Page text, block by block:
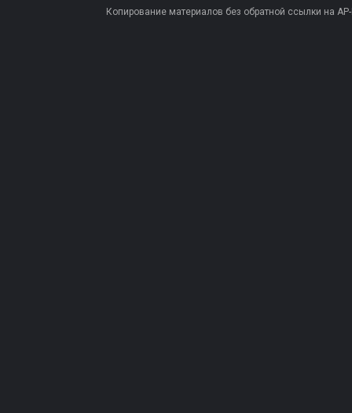
Копирование материалов без обратной ссылки на